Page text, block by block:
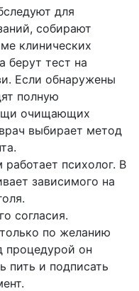
для
собирают
клинических
берут тест на
Если обнаружены
полную
очищающих
выбирает метод
психолог. В
зависимого на
согласия.
по желанию
процедурой он
пить и подписать